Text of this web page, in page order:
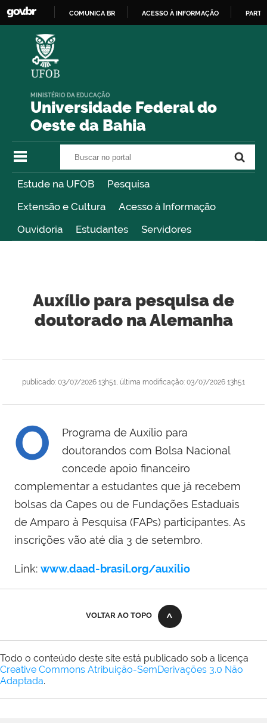
COMUNICA BR ACESSO À INFORMAÇÃO
Universidade Federal do
Oeste da Bahia
MINISTÉRIO DA EDUCAÇÃO
Estude na UFOB
Pesquisa
Extensão e Cultura
Acesso à Informação
Ouvidoria
Estudantes Servidores
Auxílio para pesquisa de
doutorado na Alemanha
publicado: 03/07/2026 13h51 última modificação: 03/07/2026 13h51
O
Programa de Auxílio para
doutorandos com Bolsa Nacional
concede apoio financeiro
complementar a estudantes que já recebem
bolsas da Capes ou de Fundações Estaduais
de Amparo à Pesquisa (FAPs) participantes. As
inscrições vão até dia 3 de setembro.
Link: www.daad-brasil.org/auxilio
VOLTAR AO TOPO
Todo o conteúdo deste site está publicado sob a licença
Creative Commons Atribuição-SemDerivações 3.0 Não
Adaptada.